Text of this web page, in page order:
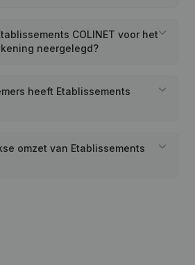
COLINET voor het
neergelegd?
heeft Etablissements
omzet van Etablissements